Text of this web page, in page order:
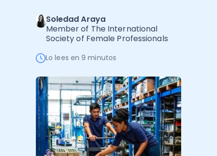
Administración Empresarial
Software Factura y Administración
Autores
Soledad Araya
Member of The International
Society of Female Professionals
Lo lees en 9 minutos